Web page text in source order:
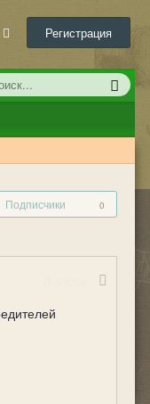
Регистрация
Подписчики 0